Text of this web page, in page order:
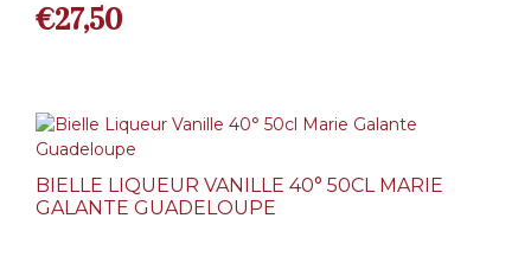
€27,50
BIELLE LIQUEUR VANILLE 40° 50CL MARIE
GALANTE GUADELOUPE